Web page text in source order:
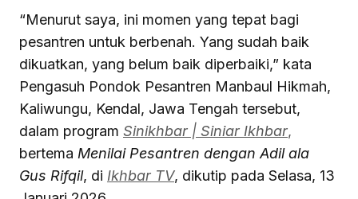
“Menurut saya, ini momen yang tepat bagi
pesantren untuk berbenah. Yang sudah baik
dikuatkan, yang belum baik diperbaiki,” kata
Pengasuh Pondok Pesantren Manbaul Hikmah,
Kaliwungu, Kendal, Jawa Tengah tersebut,
dalam program Sinikhbar | Siniar Ikhbar,
bertema Menilai Pesantren dengan Adil ala
Gus Rifqil, di Ikhbar TV, dikutip pada Selasa, 13